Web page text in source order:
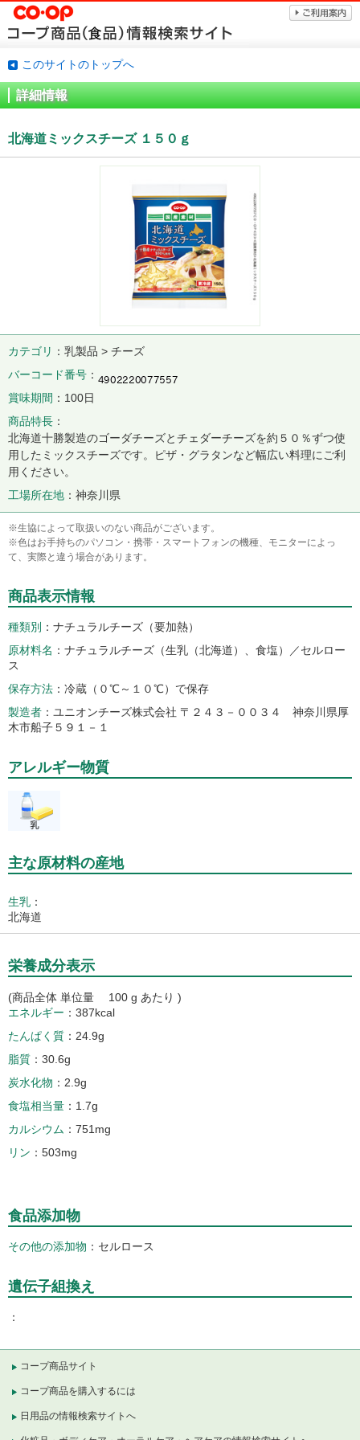
このサイトのトップへ
詳細情報
北海道ミックスチーズ １５０ｇ
カテゴリ
乳製品 > チーズ
バーコード番号
賞味期間
100日
商品特長
北海道十勝製造のゴーダチーズとチェダーチーズを約５０％ずつ使
用したミックスチーズです。ピザ・グラタンなど幅広い料理にご利
用ください。
工場所在地
神奈川県
※生協によって取扱いのない商品がございます。
※色はお手持ちのパソコン・携帯・スマートフォンの機種、モニターによっ
て、実際と違う場合があります。
商品表示情報
種類別
ナチュラルチーズ（要加熱）
原材料名
ナチュラルチーズ（生乳（北海道）、食塩）／セルロー
ス
保存方法
冷蔵（０℃～１０℃）で保存
製造者
ユニオンチーズ株式会社 〒２４３－００３４ 神奈川県厚
木市船子５９１－１
アレルギー物質
主な原材料の産地
生乳 ：
北海道
栄養成分表示
(商品全体 単位量 100 g あたり )
エネルギー
387kcal
たんぱく質
24.9g
脂質
30.6g
炭水化物
2.9g
食塩相当量
1.7g
カルシウム
751mg
リン
503mg
食品添加物
その他の添加物 セルロース
遺伝子組換え
コープ商品サイト
コープ商品を購入するには
日用品の情報検索サイトへ